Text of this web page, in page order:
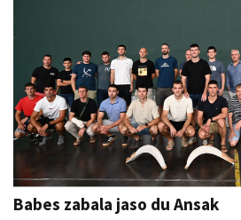
Babes zabala jaso du Ansak